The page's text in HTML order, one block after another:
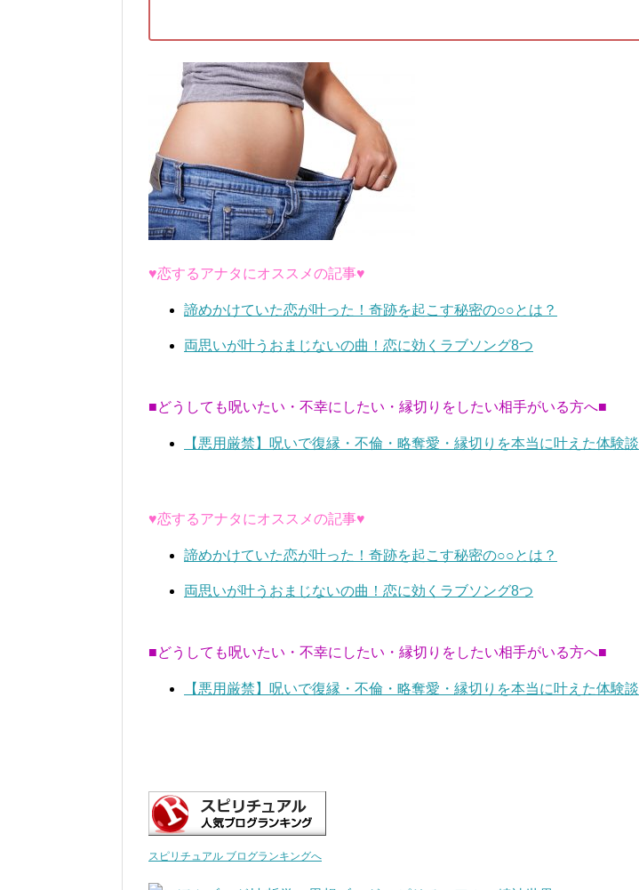
♥恋するアナタにオススメの記事♥
諦めかけていた恋が叶った！奇跡を起こす秘密の○○とは？
両思いが叶うおまじないの曲！恋に効くラブソング8つ
■どうしても呪いたい・不幸にしたい・縁切りをしたい相手がいる方へ■
【悪用厳禁】呪いで復縁・不倫・略奪愛・縁切りを本当に叶えた体験談
♥恋するアナタにオススメの記事♥
諦めかけていた恋が叶った！奇跡を起こす秘密の○○とは？
両思いが叶うおまじないの曲！恋に効くラブソング8つ
■どうしても呪いたい・不幸にしたい・縁切りをしたい相手がいる方へ■
【悪用厳禁】呪いで復縁・不倫・略奪愛・縁切りを本当に叶えた体験談
スピリチュアル ブログランキングへ